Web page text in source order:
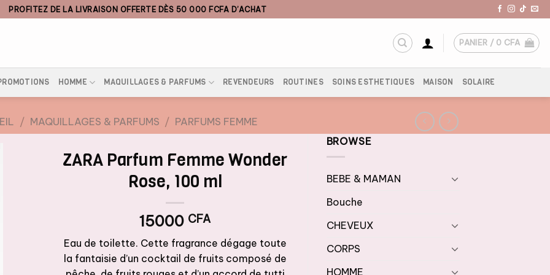
PROFITEZ DE LA LIVRAISON OFFERTE DÈS 50 000 FCFA D’ACHAT
PANIER / 0 CFA
HOMME MAQUILLAGES & PARFUMS REVENDEURS ROUTINES SOINS ESTHETIQUES MAISON SOLAIRE
/ MAQUILLAGES & PARFUMS / PARFUMS FEMME
BROWSE
BEBE & MAMAN
Bouche
CHEVEUX
CORPS
HOMME
ZARA Parfum Femme Wonder
Rose, 100 ml
15000 CFA
Eau de toilette. Cette fragrance dégage toute
la fantaisie d’un cocktail de fruits composé de